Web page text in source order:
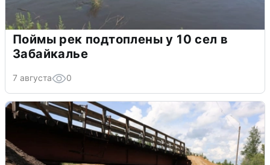
Поймы рек подтоплены у 10 сел в
Забайкалье
7 августа 0